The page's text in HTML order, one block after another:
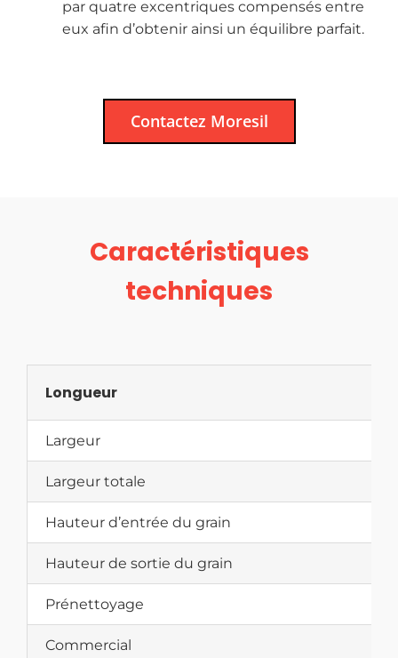
par quatre excentriques compensés entre
eux afin d’obtenir ainsi un équilibre parfait.
Contactez Moresil
Caractéristiques
techniques
Longueur
Largeur
Largeur totale
Hauteur d’entrée du grain
Hauteur de sortie du grain
Prénettoyage
Commercial